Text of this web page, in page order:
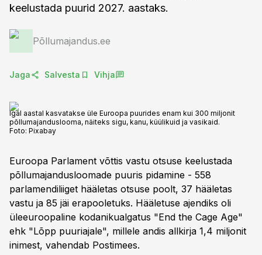
keelustada puurid 2027. aastaks.
Põllumajandus.ee
Jaga Salvesta Vihja
Igal aastal kasvatakse üle Euroopa puurides enam kui 300 miljonit
põllumajanduslooma, näiteks sigu, kanu, küülikuid ja vasikaid.
Foto: Pixabay
Euroopa Parlament võttis vastu otsuse keelustada
põllumajandusloomade puuris pidamine - 558
parlamendiliiget hääletas otsuse poolt, 37 hääletas
vastu ja 85 jäi erapooletuks. Hääletuse ajendiks oli
üleeuroopaline kodanikualgatus "End the Cage Age"
ehk "Lõpp puuriajale", millele andis allkirja 1,4 miljonit
inimest, vahendab Postimees.